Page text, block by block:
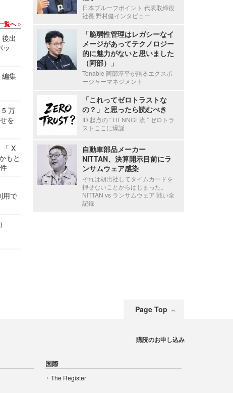
覧へ
出
ッ
編集
5 万
を
「 X
もと
用で
日本プルーフポイント 代表取締役
社長 野村健インタビュー
「脆弱性管理はレガシーなイ
メージがあってテクノロジー
的に魅力がないと思いました
（阿部）」
Tenable 阿部淳平が語るエクスポ
ージャーマネジメント
「これってゼロトラストな
の？」と思ったら読むべき
ID 起点の “ HENNGE流 ” ゼロトラ
ストここに爆誕
自動車部品メーカー
NITTAN、決算開示目前にラ
ンサムウェア感染
それは朝出社してタイムカードを
押せないことからはじまった。
NITTAN vs ランサムウェア 戦い全
記録
Page Top
国際
The Register
購読のお申し込み